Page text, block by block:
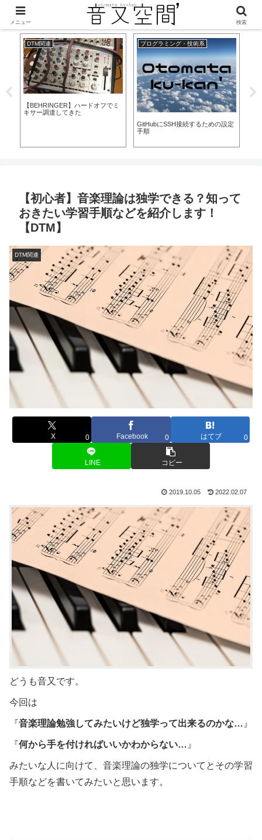
美味しくなって新登場！
DTM関連
【BEHRINGER】ハードオフでミ
キサー調達してきた
プログラミング・技術系
GitHubにSSH接続するための設定
手順
【初心者】音楽理論は独学できる？知って
おきたい学習手順などを紹介します！
【DTM】
DTM関連
X 0 Facebook 0 はてブ 0
LINE コピー
2019.10.05 2022.02.07
どうも音又です。
今回は
『音楽理論勉強してみたいけど独学って出来るのかな… 』
『何から手を付ければいいかわからない… 』
みたいな人に向けて、音楽理論の独学についてとその学習
手順などを書いてみたいと思います。
メニュー 検索